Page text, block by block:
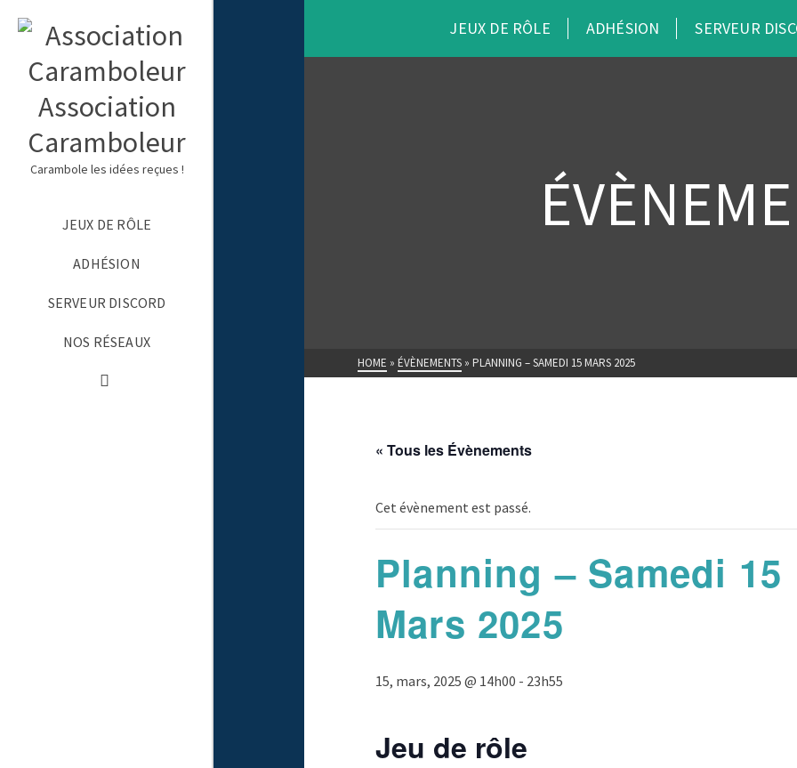
Association
Caramboleur
Carambole les idées reçues !
JEUX DE RÔLE
ADHÉSION
SERVEUR DISCORD
NOS RÉSEAUX
JEUX DE RÔLE ADHÉSION SERVEUR
HOME » ÉVÈNEMENTS » PLANNING – SAMEDI 15 MARS 2025
« Tous les Évènements
Cet évènement est passé.
Planning – Samedi 15
Mars 2025
15, mars, 2025 @ 14h00 - 23h55
Jeu de rôle